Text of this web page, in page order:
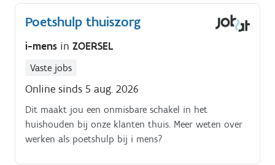
beplanting.
Poetshulp thuiszorg
i-mens in ZOERSEL
Vaste jobs
Online sinds 5 aug. 2026
Dit maakt jou een onmisbare schakel in het
huishouden bij onze klanten thuis. Meer weten over
werken als poetshulp bij i mens?